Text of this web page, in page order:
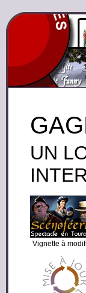
UN
Vignette à